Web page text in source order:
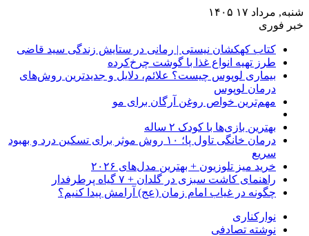
شنبه, مرداد ۱۷ ۱۴۰۵
خبر فوری
کتاب کهکشان نیستی | رمانی در ستایش زندگی سید قاضی
طرز تهیه انواع غذا با گوشت چرخ‌کرده
بیماری لوپوس چیست؟ علائم، دلایل و جدیدترین روش‌های
درمان لوپوس
مهم‌ترین خواص روغن آرگان برای مو
بهترین بازی‌ها با کودک ۲ ساله
درمان خانگی تاول پا؛ ۱۰ روش موثر برای تسکین درد و بهبود
سریع
خرید میز تلوزیون + بهترین مدل‌های ۲۰۲۶
راهنمای کاشت سبزی در گلدان + ۷ گیاه پرطرفدار
چگونه در غیاب امام زمان (عج) آرامش پیدا کنیم؟
نوارکناری
نوشته تصادفی